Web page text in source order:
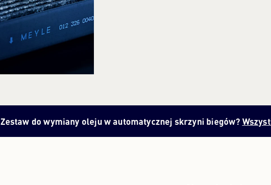
Zestaw do wymiany oleju w automatycznej skrzyni biegów?